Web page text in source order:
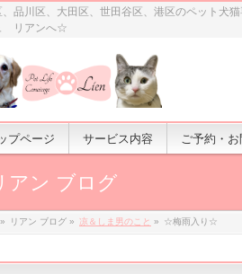
、品川区、大田区、世田谷区、港区のペット犬
リアンへ☆
プページ サービス内容 ご予約・
アン ブログ
» リアン ブログ » 凉＆しま男のこと » ☆梅雨入り☆